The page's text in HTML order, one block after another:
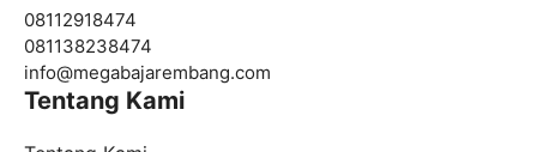
08112918474
081138238474
info@megabajarembang.com
Tentang Kami